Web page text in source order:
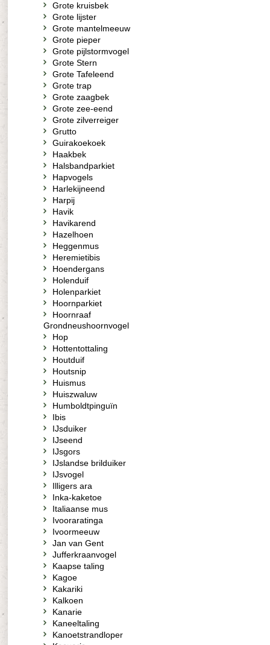
Grote kruisbek
Grote lijster
Grote mantelmeeuw
Grote pieper
Grote pijlstormvogel
Grote Stern
Grote Tafeleend
Grote trap
Grote zaagbek
Grote zee-eend
Grote zilverreiger
Grutto
Guirakoekoek
Haakbek
Halsbandparkiet
Hapvogels
Harlekijneend
Harpij
Havik
Havikarend
Hazelhoen
Heggenmus
Heremietibis
Hoendergans
Holenduif
Holenparkiet
Hoornparkiet
Hoornraaf
Grondneushoornvogel
Hop
Hottentottaling
Houtduif
Houtsnip
Huismus
Huiszwaluw
Humboldtpinguïn
Ibis
IJsduiker
IJseend
IJsgors
IJslandse brilduiker
IJsvogel
Illigers ara
Inka-kaketoe
Italiaanse mus
Ivooraratinga
Ivoormeeuw
Jan van Gent
Jufferkraanvogel
Kaapse taling
Kagoe
Kakariki
Kalkoen
Kanarie
Kaneeltaling
Kanoetstrandloper